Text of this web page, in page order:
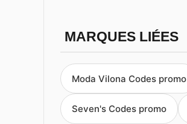
MARQUES LIÉES
Moda Vilona Codes promo
Seven's Codes promo